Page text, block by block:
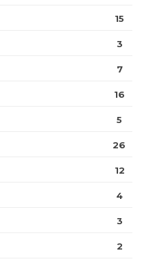
15
3
7
16
5
26
12
4
3
2